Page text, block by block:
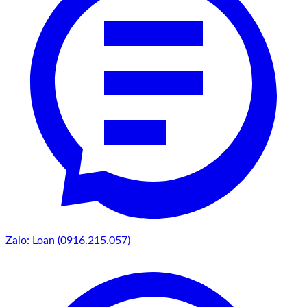
yếu tố được sắp xếp theo hình học — đường thẳng, góc
vuông, mặt phẳng — tạo cảm giác trật tự và tinh tế. Một bồn
nước hình chữ nhật bằng đá nguyên khối, mặt nước phẳng
lặng phản chiếu bầu trời và tường nhà, kết hợp ánh đèn LED
tuyến tính chạy dọc chân tường — đó là hình ảnh đặc trưng
của phong cách này. Dù thiên nhiên vẫn hiện diện, nhưng nó
được kiểm soát và biên tập bởi đường nét kiến trúc, tạo nên
sự cân bằng hoàn hảo giữa con người và tự nhiên trong một
không gian nhỏ gọn.
Tiểu Cảnh Sân Sau - Hình 12
Dù chọn phong cách nào, điều cốt lõi vẫn không đổi: tiểu
cảnh sân sau phải phản ánh được cá tính và lối sống của gia
chủ. Đó không phải là bản sao từ tạp chí hay Pinterest — đó
phải là một phiên bản duy nhất, được sinh ra từ chính không
Nghệ Thuật Chọn Đá Và Bố Cục Đá
Zalo: Loan (0916.215.057)